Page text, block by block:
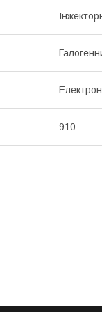
910